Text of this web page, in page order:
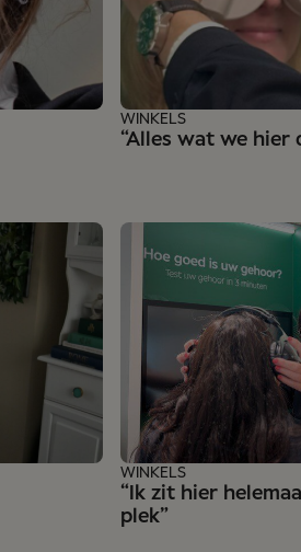
“Alles wat we hier
WINKELS
“Ik zit hier
plek”
WINKELS